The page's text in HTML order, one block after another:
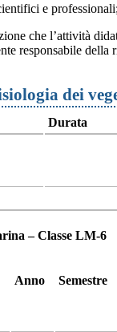
e
che l’attività
responsabile della
dei
Durata
– Classe LM-6
Anno Semestre